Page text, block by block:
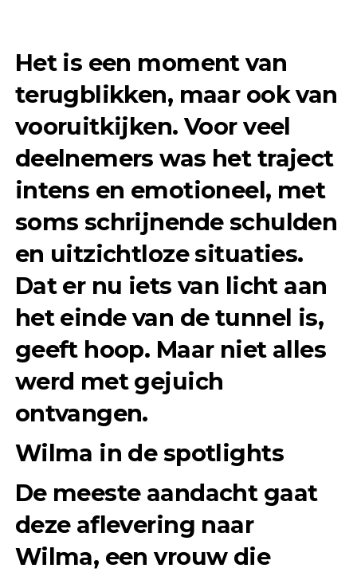
Het is een moment van
terugblikken, maar ook van
vooruitkijken. Voor veel
deelnemers was het traject
intens en emotioneel, met
soms schrijnende schulden
en uitzichtloze situaties.
Dat er nu iets van licht aan
het einde van de tunnel is,
geeft hoop. Maar niet alles
werd met gejuich
ontvangen.
Wilma in de spotlights
De meeste aandacht gaat
deze aflevering naar
Wilma, een vrouw die